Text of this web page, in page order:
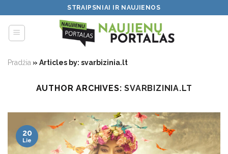
to
content
STRAIPSNIAI IR NAUJIENOS
Pradžia » Articles by: svarbizinia.lt
AUTHOR ARCHIVES:SVARBIZINIA.LT
20
Lie